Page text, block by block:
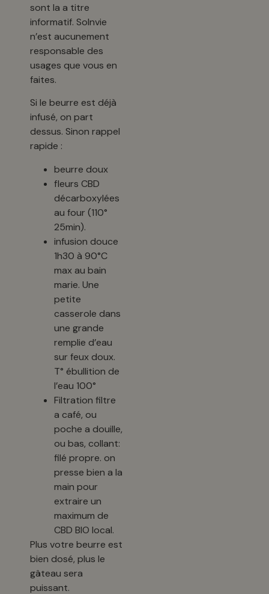
sont la a titre
informatif. Solnvie
n’est aucunement
responsable des
usages que vous en
faites.
Si le beurre est déjà
infusé, on part
dessus. Sinon rappel
rapide :
beurre doux
fleurs CBD
décarboxylées
au four (110°
25min).
infusion douce
1h30 à 90°C
max au bain
marie. Une
petite
casserole dans
une grande
remplie d’eau
sur feux doux.
T° ébullition de
l’eau 100°
Filtration filtre
a café, ou
poche a douille,
ou bas, collant:
filé propre. on
presse bien a la
main pour
extraire un
maximum de
CBD BIO local.
Plus votre beurre est
bien dosé, plus le
gâteau sera
puissant.